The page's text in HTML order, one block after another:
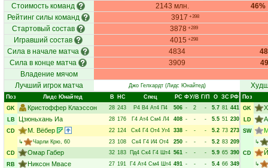
Стоимость команд 2143 млн.
46%
Рейтинг силы команд
3917 +398
Стартовый состав 3878 +289
Игравший состав 4015 +298
Сила в начале матча 4834
Сила в конце матча
3909
Владение мячом
Лучший игрок матча
Джо Гелхардт(Лидс Юнайтед)
Поз Лидс Юнайтед В НC Спец РC ФУ/В Г/П О ЗС РФ
GK
Кристоффер Клаэссон 28 243 Р4 В4 Ат4 П4 506 - 2 - 5.7 81 441
LB
Цзюньхань Иа 28 176 Г4 Ат4 См4 Л4 408 - - - 5.5 51 230
CD
М. Вёбер 22 124 Ск4 Г4 От4 Уг4 338 - - - 5.2 73 273
↳
Чарли Крю, 60 23 108 Ск4 Г4 И4 От4 250 - - - 5.2 83 209
CD
Омар Габер 32 183 Пд4 Ск4 Г4 Шт4 561 - - - 5.9 65 390
RB
Никсон Мвасе 27 191 Г4 Ат4 См4 Шт4 491 - - - 5.4 66 349
Поз
GK
LD
SW
↳
CD
↳